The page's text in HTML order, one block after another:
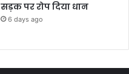
सड़क पर रोप दिया धान
6 days ago